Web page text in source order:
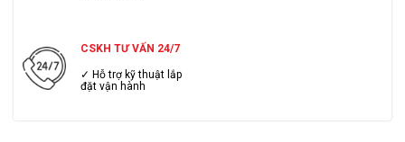
CSKH TƯ VẤN 24/7
✓ Hỗ trợ kỹ thuật lắp
đặt vận hành